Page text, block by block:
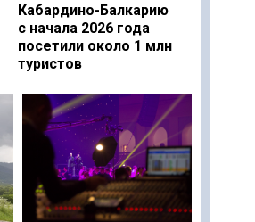
Кабардино-Балкарию
с начала 2026 года
посетили около 1 млн
туристов